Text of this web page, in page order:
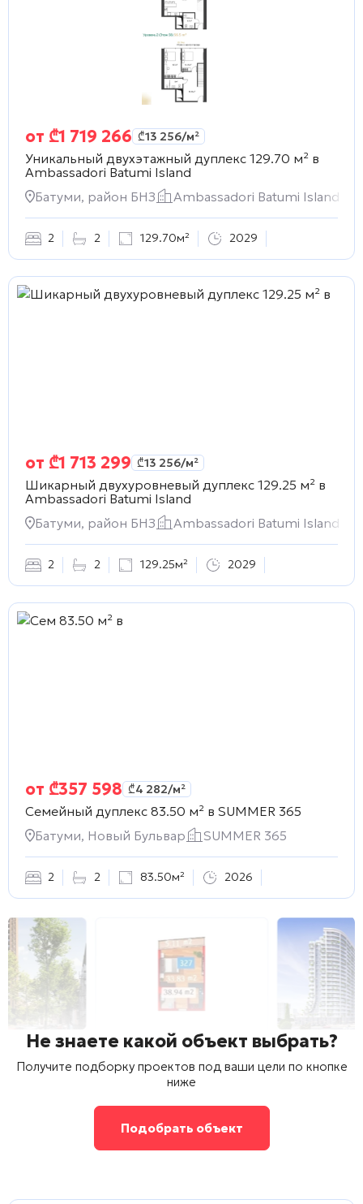
от ₾1 719 266 ₾13 256/м²
Уникальный двухэтажный дуплекс 129.70 м² в
Ambassadori Batumi Island
Батуми, район БНЗ
Ambassadori Batumi Island
2 2 129.70м² 2029
от ₾1 713 299 ₾13 256/м²
Шикарный двухуровневый дуплекс 129.25 м² в
Ambassadori Batumi Island
Батуми, район БНЗ
Ambassadori Batumi Island
2 2 129.25м² 2029
от ₾357 598 ₾4 282/м²
Семейный дуплекс 83.50 м² в SUMMER 365
Батуми, Новый Бульвар
SUMMER 365
2 2 83.50м² 2026
Не знаете какой объект выбрать?
Получите подборку проектов под ваши цели по кнопке
ниже
Подобрать объект